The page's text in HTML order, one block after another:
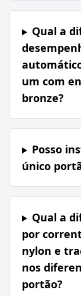
Qual a
um com
bronze?
Posso
único
Qual a
por
nylon e
nos
portão?